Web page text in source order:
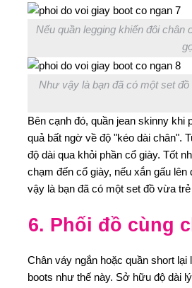
Nếu quần legging khiến đôi chân
Như vậy là bạn đã có một set
Bên cạnh đó, quần jean skinny khi
quả bất ngờ về độ "kéo dài chân".
độ dài qua khỏi phần cổ giày. Tốt
chạm đến cổ giày, nếu xắn gấu
vậy là bạn đã có một set đồ vừa
6. Phối đồ cùng
Chân váy ngắn hoặc quần short
boots như thế này. Sở hữu độ dài